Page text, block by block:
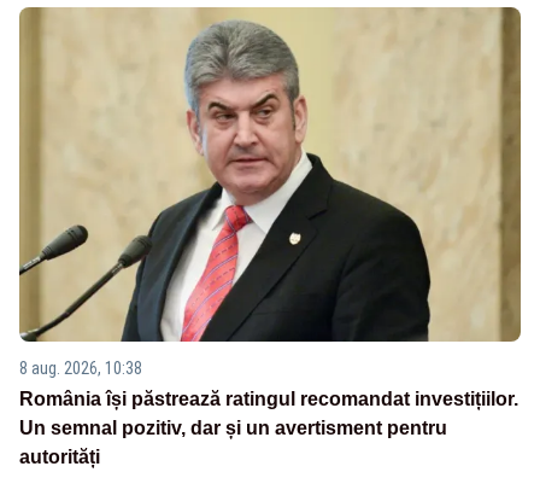
8 aug. 2026, 10:38
România își păstrează ratingul recomandat investițiilor.
Un semnal pozitiv, dar și un avertisment pentru
autorități